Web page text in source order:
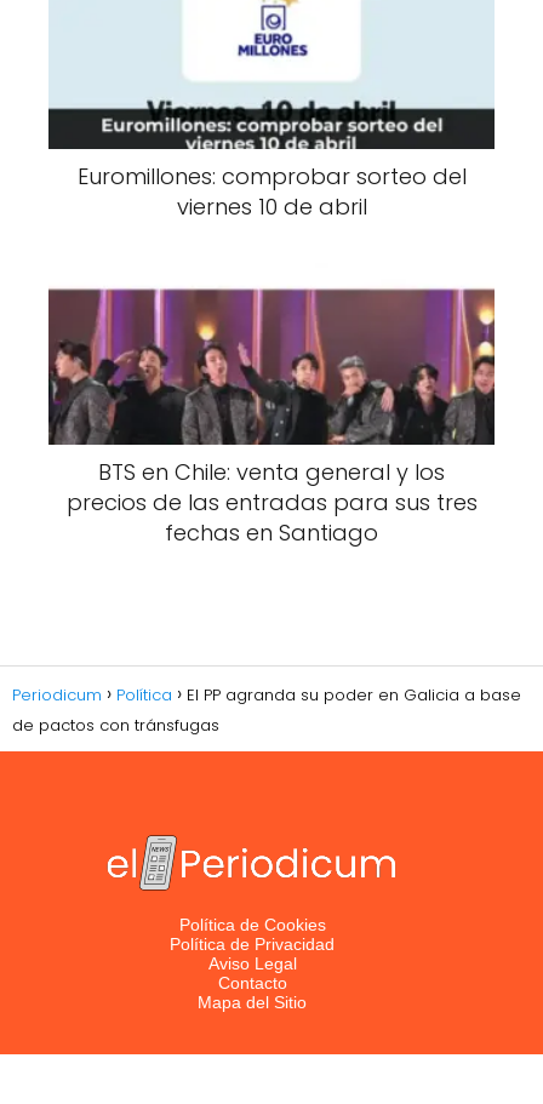
Euromillones: comprobar sorteo del
viernes 10 de abril
BTS en Chile: venta general y los
precios de las entradas para sus tres
fechas en Santiago
Periodicum Política
El PP agranda su poder en Galicia a base
de pactos con tránsfugas
Política de Cookies
Política de Privacidad
Aviso Legal
Contacto
Mapa del Sitio